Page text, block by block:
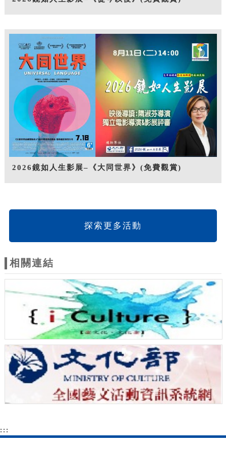
2026鏡如人生影展–《大同世界》(免費觀賞)
探索更多活動
相關連結
:::